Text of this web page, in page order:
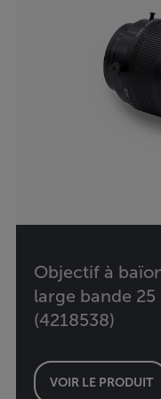
Objectif à
large bande
(4218538)
VOIR LE PRODUIT